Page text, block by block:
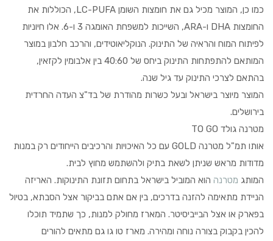
כמו כן, המוצר מכיל גם את חומצות השומן LC-PUFA, הכוללות את
החומצות DHA ו-ARA, השייכות למשפחת האומגה 3 ו-6. אלו חיוניות
לפיתוח המוח והראיה של התינוק. הנוקליאוטידים, והרכב חלבון במוצר
המותאם להתפתחות התינוק ביחס של 40:60 בין אלבומין לקזאין,
בהתאם לצרכי התינוק עד גיל שנה.
המוצר מיוצר בישראל ובעל כשרות מהודרת של בד"צ העדה החרדית
בירושלים.
מטרנה גולד TO GO
אותו תמ"ל מטרנה GOLD עם כל האיכויות והרכיבים הייחודים רק במנות
מדודות מראש שניתן לשאת בתיק ולהשתמש מחוץ לבית.
המותג מטרנה הוא המוביל בישראל בתחום תזונת התינוקות. האריזה
הניידת מתאימה להזנה בדרכים, בין אם אתם בביקור אצל הסבתא, בטיול
בפארק או אצל הבייביסיטר. המארז מחולק למנות, כך שתמיד תוכלו
להכין בקבוק בצורה נוחה ומהירה. מארז טו גו גם מתאים להורים